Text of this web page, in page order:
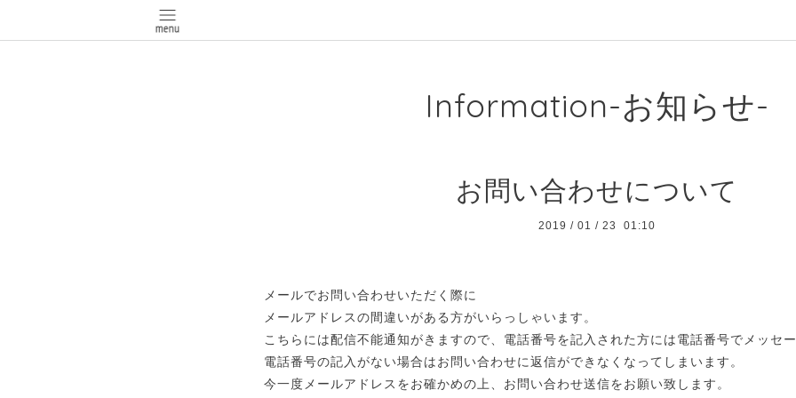
Information-お知らせ-
お問い合わせについて
2019 / 01 / 23 01:10
メールでお問い合わせいただく際に
メールアドレスの間違いがある方がいらっしゃいます。
こちらには配信不能通知がきますので、電話番号を記入された方には電話番号でメッセ
電話番号の記入がない場合はお問い合わせに返信ができなくなってしまいます。
今一度メールアドレスをお確かめの上、お問い合わせ送信をお願い致します。